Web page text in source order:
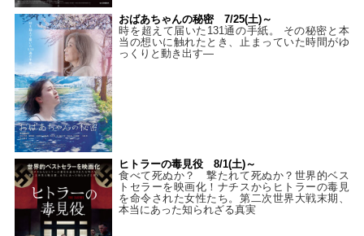
おばあちゃんの秘密 7/25(土)～
時を超えて届いた131通の手紙。 その秘密と本
当の想いに触れたとき、止まっていた時間がゆ
っくりと動き出す―
ヒトラーの毒見役 8/1(土)～
食べて死ぬか？ 撃たれて死ぬか？世界的ベス
トセラーを映画化！ナチスからヒトラーの毒見
を命令された女性たち。第二次世界大戦末期、
本当にあった知られざる真実